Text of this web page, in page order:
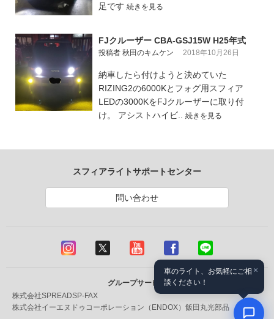
足です 続きを見る
FJクルーザー CBA-GSJ15W H25年式
投稿者 秋田のキムケン 2018年10月26日
納車したら付けようと決めていた
RIZING2の6000Kとフォグ用スフィア
LEDの3000KをFJクルーザーに取り付
け。 アシストハイビ.. 続きを見る
スフィアライトサポートセンター
問い合わせ
グループサービス
株式会社SPREADSP-FAX
株式会社イーエヌドゥコーポレーション（ENDOX） 飯田丸光部品
×
車のライト、お気軽にご相
談ください！